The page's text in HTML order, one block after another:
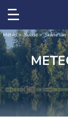
Météo Suède Skåne län